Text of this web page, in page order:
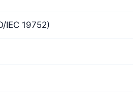
IEC 19752)